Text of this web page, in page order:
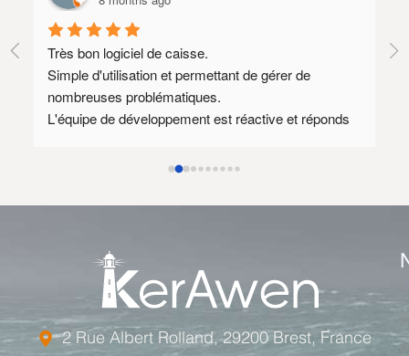
Très bon logiciel de caisse.
Simple d'utilisation et permettant de gérer de
nombreuses problématiques.
L'équipe de développement est réactive et réponds
Au plaisir de rediscuter avec vous dès que mon
d'envisager encore quelques axes d'amélioration.
de développement est compétente et disponible ce
qui justifie ce tarif.
2 Rue Albert Rolland, 29200 Brest, France